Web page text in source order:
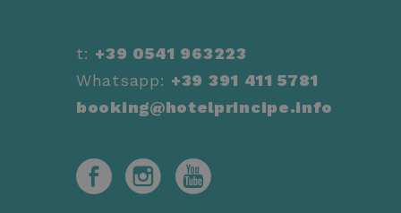
t: +39 0541 963223
Whatsapp: +39 391 411 5781
booking@hotelprincipe.info
214163681-1